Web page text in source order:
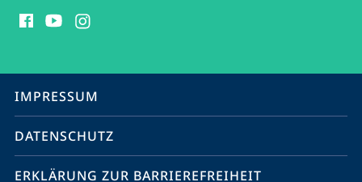
Media
Service-
Navigation
IMPRESSUM
DATENSCHUTZ
ERKLÄRUNG ZUR BARRIEREFREIHEIT